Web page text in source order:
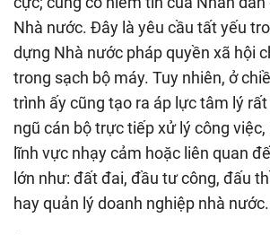
Nhà nước. Đây là yêu cầu tất yếu
dựng Nhà nước pháp quyền xã hội
trong sạch bộ máy. Tuy nhiên, ở
trình ấy cũng tạo ra áp lực tâm lý
ngũ cán bộ trực tiếp xử lý công
lĩnh vực nhạy cảm hoặc liên quan
lớn như: đất đai, đầu tư công, đấu
hay quản lý doanh nghiệp nhà nước.